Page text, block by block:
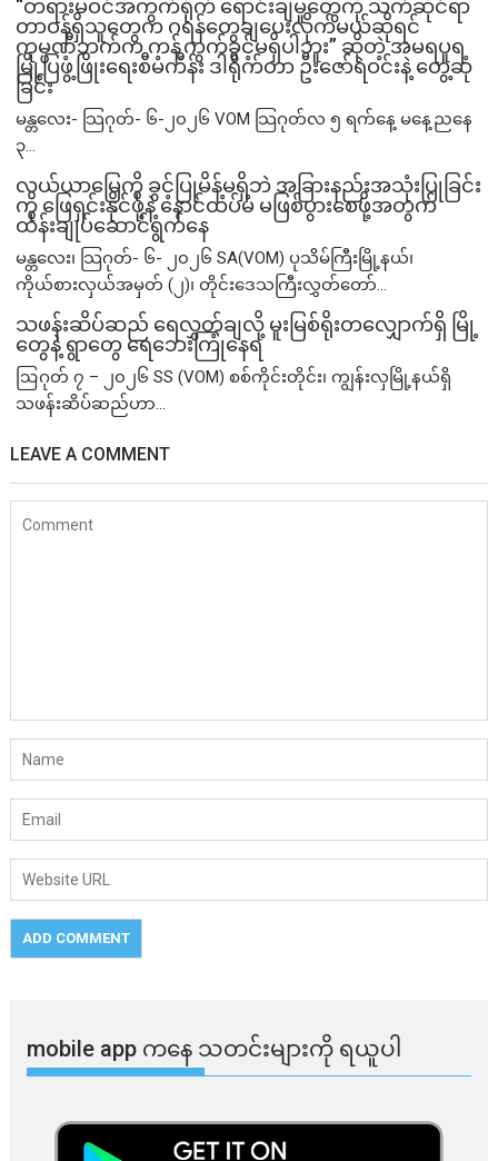
“တရားမဝင်အကွက်ရိုက် ရောင်းချမှုတွေကို သက်ဆိုင်ရာ
တာဝန်ရှိသူတွေက ဂရန်တွေချပေးလိုက်မယ်ဆိုရင်
ကုမ္ပဏီဘက်က ကန့်ကွက်ခွင့်မရှိပါဘူး” ဆိုတဲ့ အမရပူရ
မြို့ပြဖွံ့ဖြိုးရေးစီမံကိန်း ဒါရိုက်တာ ဦးဇော်ရဲဝင်းနဲ့ တွေ့ဆုံ
ခြင်း
မန္တလေး- သြဂုတ်- ၆-၂၀၂၆ VOM သြဂုတ်လ ၅ ရက်နေ့ မနေ့ညနေ
၃...
လယ်ယာမြေကို ခွင့်ပြုမိန့်မရှိဘဲ အခြားနည်းအသုံးပြုခြင်း
ကို ဖြေရှင်းနိုင်ဖို့နဲ့ နောင်ထပ်မံ မဖြစ်ပွားစေဖို့အတွက်
ထိန်းချုပ်ဆောင်ရွက်နေ
မန္တလေး၊ သြဂုတ်- ၆- ၂၀၂၆ SA(VOM) ပုသိမ်ကြီးမြို့နယ်၊
ကိုယ်စားလှယ်အမှတ် (၂)၊ တိုင်းဒေသကြီးလွှတ်တော်...
သဖန်းဆိပ်ဆည် ရေလွှတ်ချလို့ မူးမြစ်ရိုးတလျှောက်ရှိ မြို့
တွေနဲ့ ရွာတွေ ရေဘေးကြုံနေရ
ဩဂုတ် ၇ – ၂၀၂၆ SS (VOM) စစ်ကိုင်းတိုင်း၊ ကျွန်းလှမြို့နယ်ရှိ
သဖန်းဆိပ်ဆည်ဟာ...
LEAVE A COMMENT
mobile app ​​ကနေ ​​သတင်းများကို ရယူပါ